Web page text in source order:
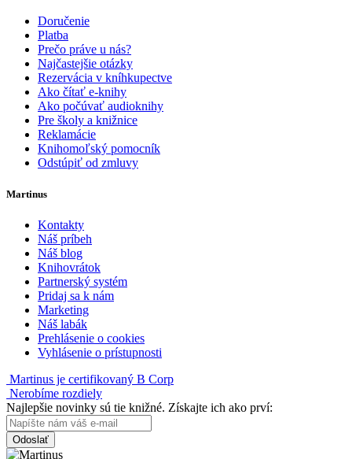
Doručenie
Platba
Prečo práve u nás?
Najčastejšie otázky
Rezervácia v kníhkupectve
Ako čítať e-knihy
Ako počúvať audioknihy
Pre školy a knižnice
Reklamácie
Knihomoľský pomocník
Odstúpiť od zmluvy
Martinus
Kontakty
Náš príbeh
Náš blog
Knihovrátok
Partnerský systém
Pridaj sa k nám
Marketing
Náš labák
Prehlásenie o cookies
Vyhlásenie o prístupnosti
Martinus je certifikovaný B Corp
Nerobíme rozdiely
Najlepšie novinky sú tie knižné. Získajte ich ako prví:
Odoslať